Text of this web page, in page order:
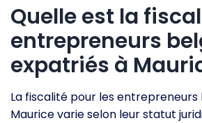
Quelle est la
entrepreneurs
expatriés à
La fiscalité pour les
Maurice varie selon leur statut